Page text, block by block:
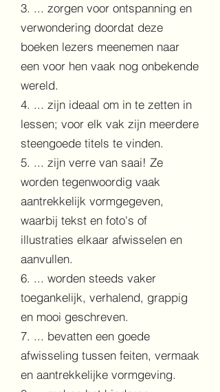
3. ... zorgen voor ontspanning en
verwondering doordat deze
boeken lezers meenemen naar
een voor hen vaak nog onbekende
wereld.
4. ... zijn ideaal om in te zetten in
lessen; voor elk vak zijn meerdere
steengoede titels te vinden.
5. ... zijn verre van saai! Ze
worden tegenwoordig vaak
aantrekkelijk vormgegeven,
waarbij tekst en foto's of
illustraties elkaar afwisselen en
aanvullen.
6. ... worden steeds vaker
toegankelijk, verhalend, grappig
en mooi geschreven.
7. ... bevatten een goede
afwisseling tussen feiten, vermaak
en aantrekkelijke vormgeving.